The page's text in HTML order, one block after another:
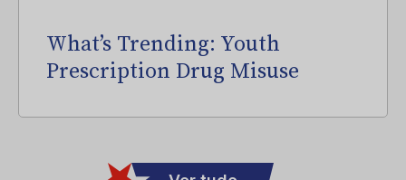
What’s Trending: Youth
Prescription Drug Misuse